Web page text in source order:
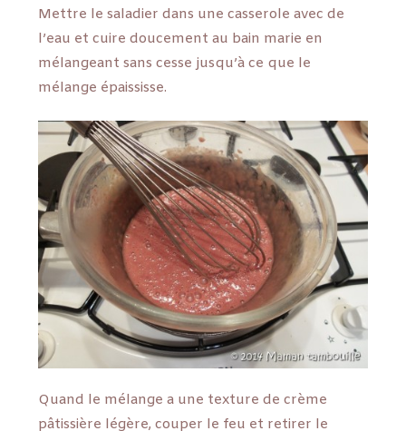
Mettre le saladier dans une casserole avec de
l’eau et cuire doucement au bain marie en
mélangeant sans cesse jusqu’à ce que le
mélange épaississe.
Quand le mélange a une texture de crème
pâtissière légère, couper le feu et retirer le